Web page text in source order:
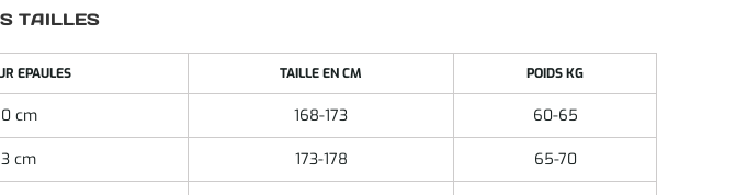
TAILLES
EPAULES TAILLE EN CM POIDS KG
cm 168-173 60-65
cm 173-178 65-70